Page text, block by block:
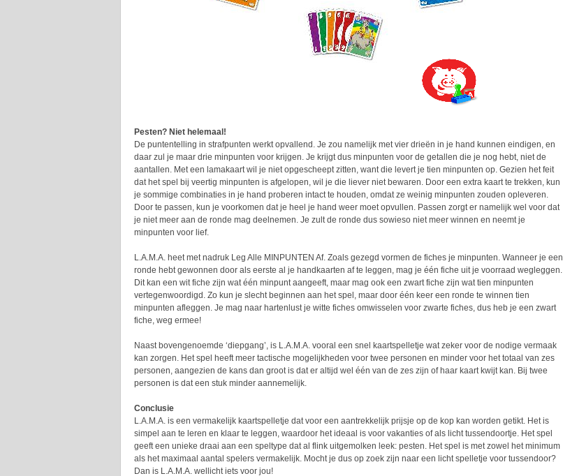
Pesten? Niet helemaal!
De puntentelling in strafpunten werkt opvallend. Je zou namelijk met vier drieën in je hand kunnen eindigen, en
daar zul je maar drie minpunten voor krijgen. Je krijgt dus minpunten voor de getallen die je nog hebt, niet de
aantallen. Met een lamakaart wil je niet opgescheept zitten, want die levert je tien minpunten op. Gezien het feit
dat het spel bij veertig minpunten is afgelopen, wil je die liever niet bewaren. Door een extra kaart te trekken, kun
je sommige combinaties in je hand proberen intact te houden, omdat ze weinig minpunten zouden opleveren.
Door te passen, kun je voorkomen dat je heel je hand weer moet opvullen. Passen zorgt er namelijk wel voor dat
je niet meer aan de ronde mag deelnemen. Je zult de ronde dus sowieso niet meer winnen en neemt je
minpunten voor lief.
L.A.M.A. heet met nadruk Leg Alle MINPUNTEN Af. Zoals gezegd vormen de fiches je minpunten. Wanneer je een
ronde hebt gewonnen door als eerste al je handkaarten af te leggen, mag je één fiche uit je voorraad wegleggen.
Dit kan een wit fiche zijn wat één minpunt aangeeft, maar mag ook een zwart fiche zijn wat tien minpunten
vertegenwoordigd. Zo kun je slecht beginnen aan het spel, maar door één keer een ronde te winnen tien
minpunten afleggen. Je mag naar hartenlust je witte fiches omwisselen voor zwarte fiches, dus heb je een zwart
fiche, weg ermee!
Naast bovengenoemde ‘diepgang’, is L.A.M.A. vooral een snel kaartspelletje wat zeker voor de nodige vermaak
kan zorgen. Het spel heeft meer tactische mogelijkheden voor twee personen en minder voor het totaal van zes
personen, aangezien de kans dan groot is dat er altijd wel één van de zes zijn of haar kaart kwijt kan. Bij twee
personen is dat een stuk minder aannemelijk.
Conclusie
L.A.M.A. is een vermakelijk kaartspelletje dat voor een aantrekkelijk prijsje op de kop kan worden getikt. Het is
simpel aan te leren en klaar te leggen, waardoor het ideaal is voor vakanties of als licht tussendoortje. Het spel
geeft een unieke draai aan een speltype dat al flink uitgemolken leek: pesten. Het spel is met zowel het minimum
als het maximaal aantal spelers vermakelijk. Mocht je dus op zoek zijn naar een licht spelletje voor tussendoor?
Dan is L.A.M.A. wellicht iets voor jou!